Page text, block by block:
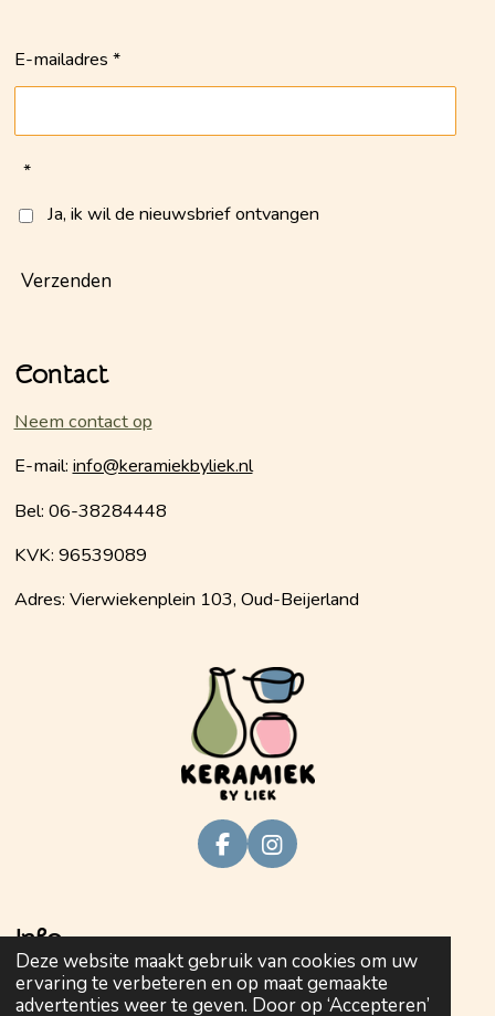
Deze website maakt gebruik van cookies om uw
ervaring te verbeteren en op maat gemaakte
advertenties weer te geven. Door op ‘Accepteren’
E-mailadres *
*
Ja, ik wil de nieuwsbrief ontvangen
Verzenden
Contact
Neem contact op
E-mail: info@keramiekbyliek.nl
Bel: 06-38284448
KVK: 96539089
Adres: Vierwiekenplein 103, Oud-Beijerland
F
a
b
o
o
k
I
n
a
g
r
a
Info
Privacy policy